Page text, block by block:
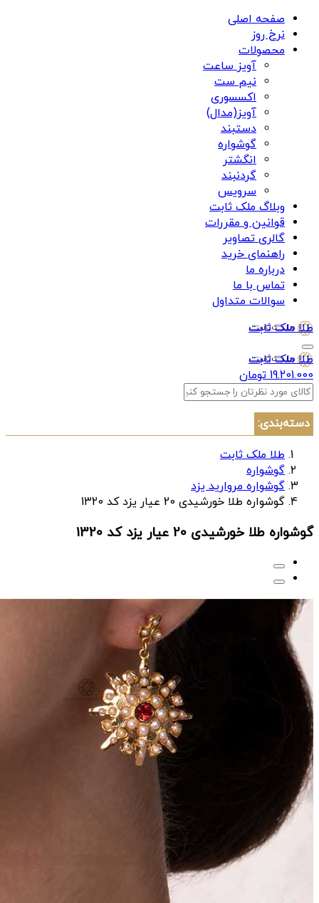
صفحه اصلی
نرخ روز
محصولات
آویز ساعت
نیم ست
اکسسوری
آویز(مدال)
دستبند
گوشواره
انگشتر
گردنبند
سرویس
وبلاگ ملک ثابت
قوانین و مقررات
گالری تصاویر
راهنمای خرید
درباره ما
تماس با ما
سوالات متداول
طلا ملک ثابت
طلا ملک ثابت
19.201.000 تومان
دسته‌بندی:
طلا ملک ثابت
گوشواره
گوشواره مروارید یزد
گوشواره طلا خورشیدی 20 عیار یزد کد 1320
گوشواره طلا خورشیدی 20 عیار یزد کد 1320